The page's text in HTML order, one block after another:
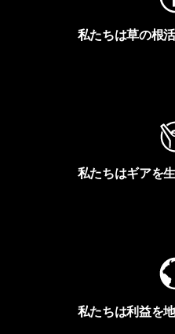
私たちは草の根
私たちはギアを
私たちは利益を